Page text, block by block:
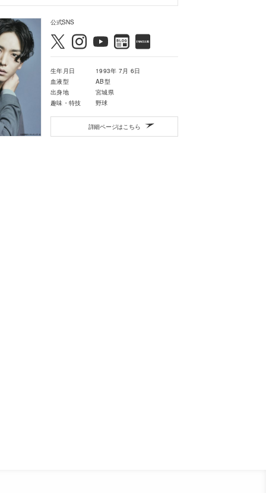
公式SNS
生年月日
1993年 7月 6日
血液型
AB型
出身地
宮城県
趣味・特技
野球
詳細ページはこちら